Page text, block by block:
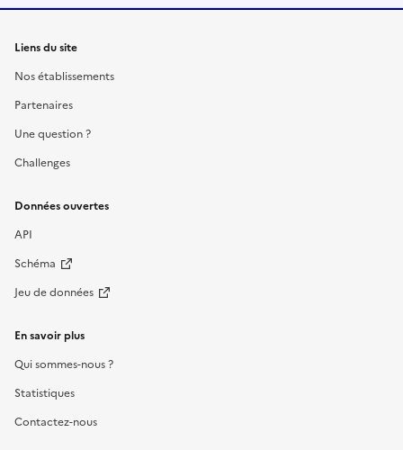
Liens du site
Nos établissements
Partenaires
Une question ?
Challenges
Données ouvertes
API
Schéma
Jeu de données
En savoir plus
Qui sommes-nous ?
Statistiques
Contactez-nous